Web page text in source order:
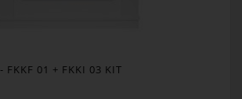
- FKKF 01 + FKKI 03 KIT